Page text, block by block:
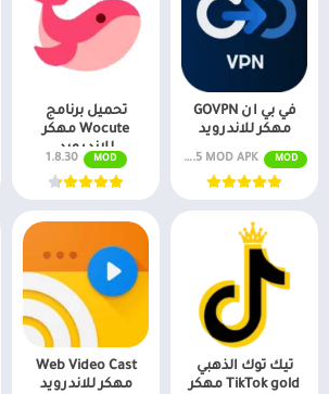
في بي ان GOVPN
مهكر للاندرويد
MOD v1.9.7.5 MOD APK (مفتوح بريميوم)
تحميل برنامج
Wocute مهكر
للاندرويد
MOD
1.8.30
تيك توك الذهبي
TikTok gold مهكر
Web Video Cast
مهكر للاندرويد